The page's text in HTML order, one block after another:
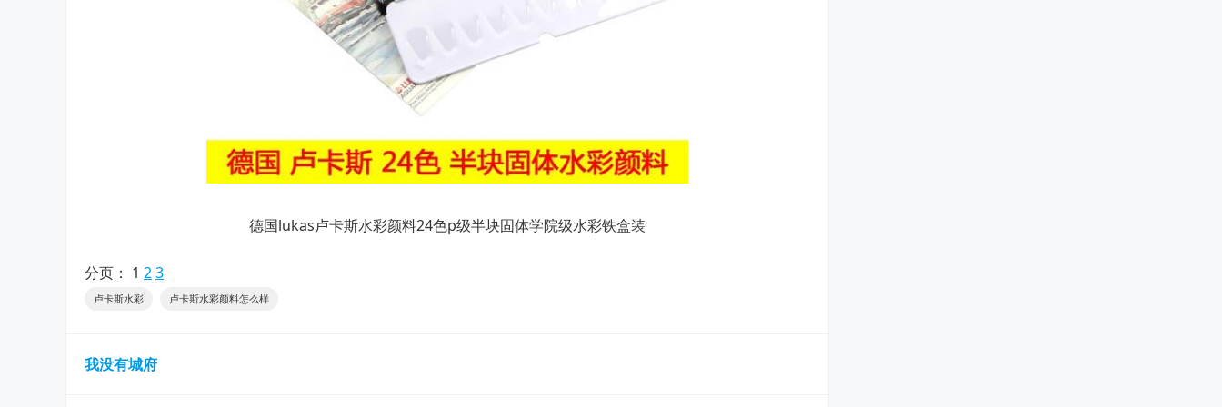
德国lukas卢卡斯水彩颜料24色p级半块固体学院级水彩铁盒装
分页： 1 23
卢卡斯水彩 卢卡斯水彩颜料怎么样
我没有城府